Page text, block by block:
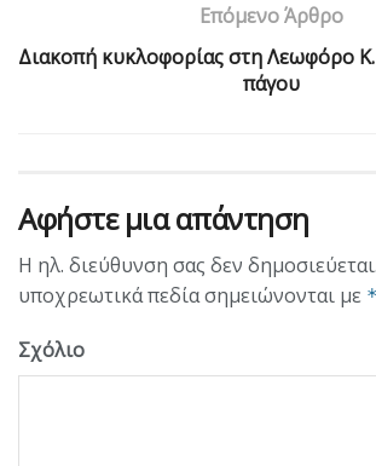
Επόμενο Άρθρο
Διακοπή κυκλοφορίας στη Λεωφόρο
πάγου
Αφήστε μια απάντηση
Η ηλ. διεύθυνση σας δεν δημοσιεύεται.
υποχρεωτικά πεδία σημειώνονται με *
Σχόλιο